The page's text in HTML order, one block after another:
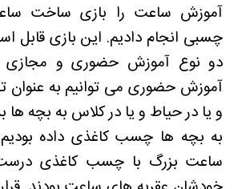
آموزش ساعت را بازی ساخت
چسبی انجام دادیم. این بازی قابل
دو نوع آموزش حضوری و مجازی
آموزش حضوری می توانیم به عنوان
و یا در حیاط و یا در کلاس به بچه ها
به بچه ها چسب کاغذی داده
ساعت بزرگ با چسب کاغذی درست